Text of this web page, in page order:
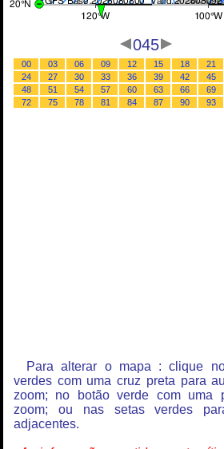
045
00 03 06 09 12 15 18
21
24
27 30 33 36 39 42
45
48
51 54 57 60 63 66
69
72
75 78 81 84 87 90 93
Para alterar o mapa : clique
verdes com uma cruz preta para
zoom; no botão verde com uma
zoom; ou nas setas verdes
adjacentes.